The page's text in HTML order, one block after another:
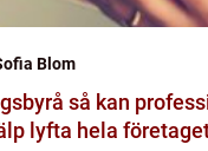
Blom
professionell
lyfta hela